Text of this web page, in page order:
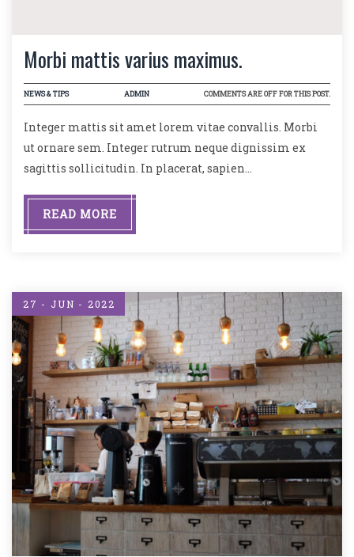
Morbi mattis varius maximus.
NEWS & TIPS ADMIN COMMENTS ARE OFF FOR THIS POST.
Integer mattis sit amet lorem vitae convallis. Morbi
ut ornare sem. Integer rutrum neque dignissim ex
sagittis sollicitudin. In placerat, sapien…
READ MORE
27 - JUN - 2022